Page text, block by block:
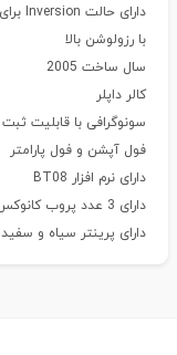
دارای حالت Inversion برای جلوه های بصری بهتر
با رزولوشن بالا
سال ساخت 2005
کالر داپلر
سونوگرافی با قابلیت
فول آپشن و فول پارامتر
دارای نرم افزار BT08
دارای 3 عدد پروب کانوکس و لینیر و ترانس واژینال
دارای پرینتر سیاه و